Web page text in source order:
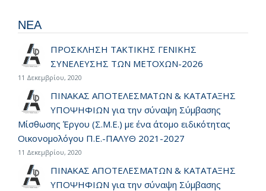
ΝΕΑ
ΠΡΟΣΚΛΗΣΗ ΤΑΚΤΙΚΗΣ ΓΕΝΙΚΗΣ
ΣΥΝΕΛΕΥΣΗΣ ΤΩΝ ΜΕΤΟΧΩΝ-2026
11 Δεκεμβρίου, 2020
ΠΙΝΑΚΑΣ ΑΠΟΤΕΛΕΣΜΑΤΩΝ & ΚΑΤΑΤΑΞΗΣ
ΥΠΟΨΗΦΙΩΝ για την σύναψη Σύμβασης
Μίσθωσης Έργου (Σ.Μ.Ε.) με ένα άτομο ειδικότητας
Οικονομολόγου Π.Ε.-ΠΑΛΥΘ 2021-2027
11 Δεκεμβρίου, 2020
ΠΙΝΑΚΑΣ ΑΠΟΤΕΛΕΣΜΑΤΩΝ & ΚΑΤΑΤΑΞΗΣ
ΥΠΟΨΗΦΙΩΝ για την σύναψη Σύμβασης